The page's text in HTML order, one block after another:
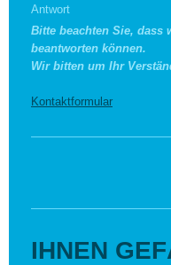
Antwort
Bitte beachten Sie, dass
beantworten können.
Wir bitten um Ihr
Kontaktformular
IHNEN